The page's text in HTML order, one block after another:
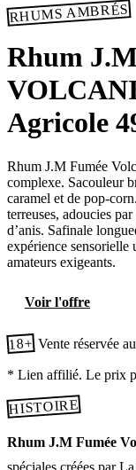
RHUMS AMBRÉS
Rhum
Agricole
Rhum J.M Fumée
complexe. Sacouleur
caramel et de pop-
terreuses, adoucies
d’anis. Safinale
expérience sensorielle
amateurs exigeants.
Voir l'offre
18+ Vente réservée
* Lien affilié. Le prix
HISTOIRE
Rhum J.M Fumée
spéciales créées par